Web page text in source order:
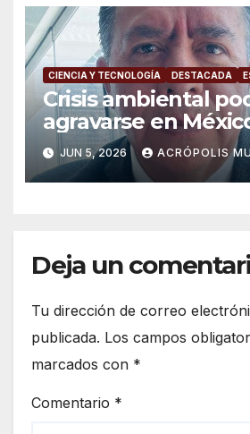
CIENCIA Y TECNOLOGÍA DESTACADA
Crisis ambiental
agravarse en
JUN 5, 2026 ACRÓPOLIS
Deja un
Tu dirección de correo
publicada. Los campos
marcados con *
Comentario *